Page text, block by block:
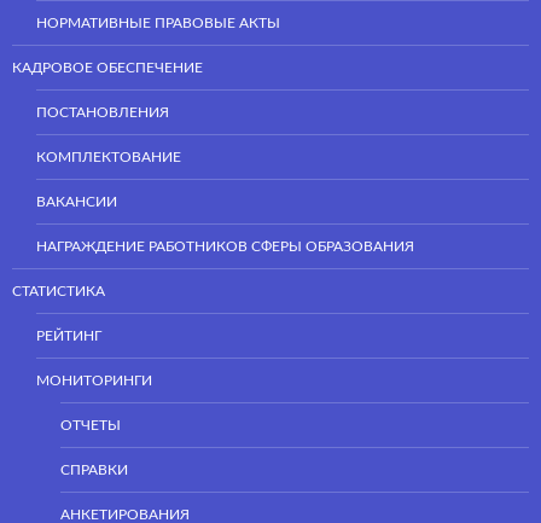
НОРМАТИВНЫЕ ПРАВОВЫЕ АКТЫ
КАДРОВОЕ ОБЕСПЕЧЕНИЕ
ПОСТАНОВЛЕНИЯ
КОМПЛЕКТОВАНИЕ
ВАКАНСИИ
НАГРАЖДЕНИЕ РАБОТНИКОВ СФЕРЫ ОБРАЗОВАНИЯ
СТАТИСТИКА
РЕЙТИНГ
МОНИТОРИНГИ
ОТЧЕТЫ
СПРАВКИ
АНКЕТИРОВАНИЯ